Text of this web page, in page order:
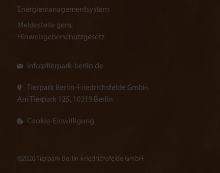
Energiemanagementsystem
Meldestelle gem.
Hinweisgeberschutzgesetz
info@tierpark-berlin.de
Tierpark Berlin-Friedrichsfelde GmbH
Am Tierpark 125, 10319 Berlin
Cookie-Einwilligung
©2026 Tierpark Berlin-Friedrichsfelde GmbH